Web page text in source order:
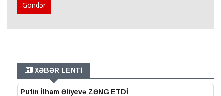
Göndər
XƏBƏR LENTİ
Putin İlham Əliyevə ZƏNG ETDİ